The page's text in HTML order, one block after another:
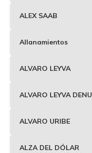
ALEX SAAB
Allanamientos
ALVARO LEYVA
ALVARO LEYVA
ALVARO URIBE
ALZA DEL DÓLAR